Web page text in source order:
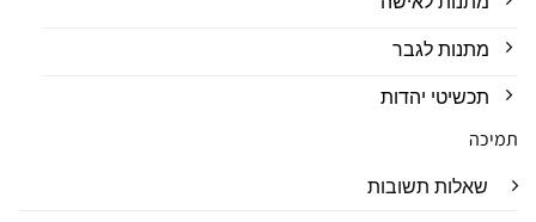
מתנות לגבר
תכשיטי יהדות
תמיכה
שאלות תשובות